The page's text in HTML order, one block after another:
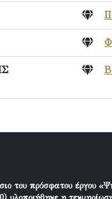
του πρόσφατου έργου